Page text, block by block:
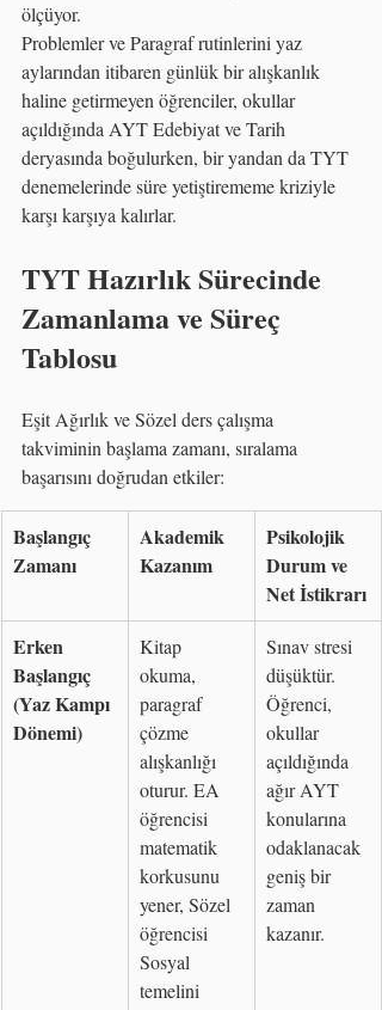
ölçüyor.
Problemler ve Paragraf rutinlerini yaz
aylarından itibaren günlük bir alışkanlık
haline getirmeyen öğrenciler, okullar
açıldığında AYT Edebiyat ve Tarih
deryasında boğulurken, bir yandan da TYT
denemelerinde süre yetiştirememe kriziyle
karşı karşıya kalırlar.
TYT Hazırlık Sürecinde
Zamanlama ve Süreç
Tablosu
Eşit Ağırlık ve Sözel ders çalışma
takviminin başlama zamanı, sıralama
başarısını doğrudan etkiler:
Başlangıç
Zamanı
Akademik
Kazanım
Psikolojik
Durum ve
Net İstikrarı
Erken
Başlangıç
(Yaz Kampı
Dönemi)
Kitap
okuma,
paragraf
çözme
alışkanlığı
oturur. EA
öğrencisi
matematik
korkusunu
yener, Sözel
öğrencisi
Sosyal
temelini
Sınav stresi
düşüktür.
Öğrenci,
okullar
açıldığında
ağır AYT
konularına
odaklanacak
geniş bir
zaman
kazanır.